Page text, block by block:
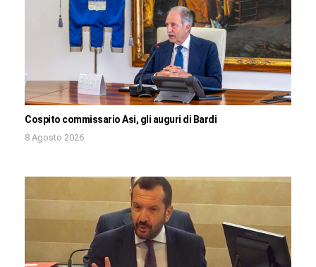
Cospito commissario Asi, gli auguri di Bardi
8 Agosto 2026